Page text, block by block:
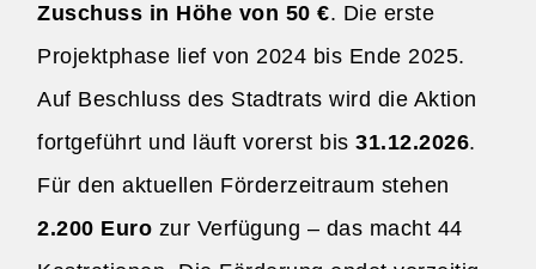
Zuschuss in Höhe von 50 €. Die erste
Projektphase lief von 2024 bis Ende 2025.
Auf Beschluss des Stadtrats wird die Aktion
fortgeführt und läuft vorerst bis31.12.2026.
Für den aktuellen Förderzeitraum stehen
2.200 Euro zur Verfügung – das macht 44